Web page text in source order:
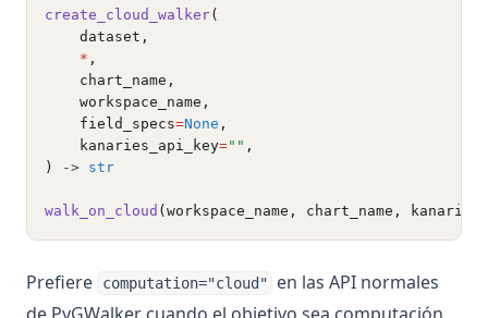
create_cloud_walker(
    dataset,
* ,
    chart_name,
    workspace_name,
    field_specs
=None ,
    kanaries_api_key
="" ,
)
-> str
walk_on_cloud (workspace_name, chart_name,
Prefiere computation="cloud"
en las API normales